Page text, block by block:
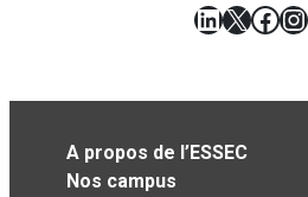
LinkedIn
X
A propos de l’ESSEC
Nos campus